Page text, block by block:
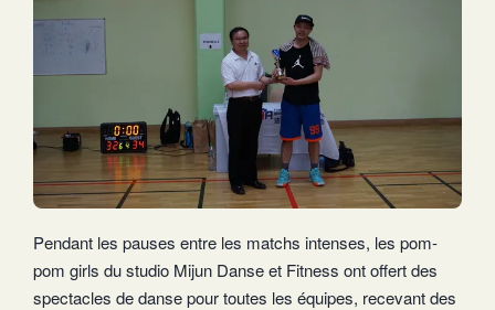
Pendant les pauses entre les matchs intenses, les pom-
pom girls du studio Mijun Danse et Fitness ont offert des
spectacles de danse pour toutes les équipes, recevant des